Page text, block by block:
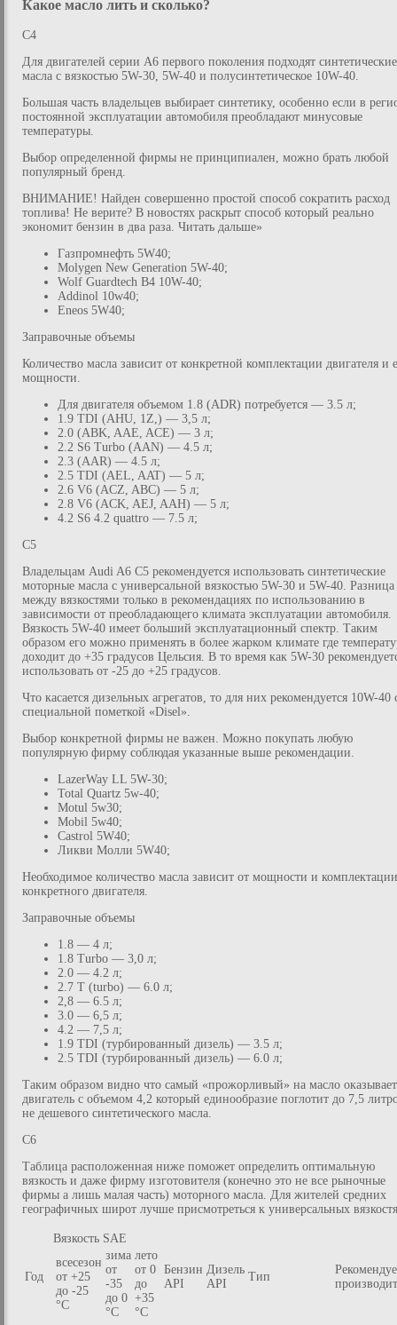
Какое масло лить и сколько?
C4
Для двигателей серии A6 первого поколения подходят синтетические
масла с вязкостью 5W-30, 5W-40 и полусинтетическое 10W-40.
Большая часть владельцев выбирает синтетику, особенно если в
постоянной эксплуатации автомобиля преобладают минусовые
температуры.
Выбор определенной фирмы не принципиален, можно брать любой
популярный бренд.
ВНИМАНИЕ! Найден совершенно простой способ сократить расход
топлива! Не верите? В новостях раскрыт способ который реально
экономит бензин в два раза. Читать дальше»
Газпромнефть 5W40;
Molygen New Generation 5W-40;
Wolf Guardtech B4 10W-40;
Addinol 10w40;
Eneos 5W40;
Заправочные объемы
Количество масла зависит от конкретной комплектации двигателя и
мощности.
Для двигателя объемом 1.8 (ADR) потребуется — 3.5 л;
1.9 TDI (AHU, 1Z,) — 3,5 л;
2.0 (ABK, AAE, ACE) — 3 л;
2.2 S6 Turbo (AAN) — 4.5 л;
2.3 (AAR) — 4.5 л;
2.5 TDI (AEL, AAT) — 5 л;
2.6 V6 (ACZ, ABC) — 5 л;
2.8 V6 (ACK, AEJ, AAH) — 5 л;
4.2 S6 4.2 quattro — 7.5 л;
C5
Владельцам Audi A6 C5 рекомендуется использовать синтетические
моторные масла с универсальной вязкостью 5W-30 и 5W-40. Разница
между вязкостями только в рекомендациях по использованию в
зависимости от преобладающего климата эксплуатации автомобиля.
Вязкость 5W-40 имеет больший эксплуатационный спектр. Таким
образом его можно применять в более жарком климате где
доходит до +35 градусов Цельсия. В то время как 5W-30
использовать от -25 до +25 градусов.
Что касается дизельных агрегатов, то для них рекомендуется 10W-40
специальной пометкой «Disel».
Выбор конкретной фирмы не важен. Можно покупать любую
популярную фирму соблюдая указанные выше рекомендации.
LazerWay LL 5W-30;
Total Quartz 5w-40;
Motul 5w30;
Mobil 5w40;
Castrol 5W40;
Ликви Молли 5W40;
Необходимое количество масла зависит от мощности и комплектации
конкретного двигателя.
Заправочные объемы
1.8 — 4 л;
1.8 Turbo — 3,0 л;
2.0 — 4.2 л;
2.7 T (turbo) — 6.0 л;
2,8 — 6.5 л;
3.0 — 6,5 л;
4.2 — 7,5 л;
1.9 TDI (турбированный дизель) — 3.5 л;
2.5 TDI (турбированный дизель) — 6.0 л;
Таким образом видно что самый «прожорливый» на масло
двигатель с объемом 4,2 который единообразие поглотит до 7,5
не дешевого синтетического масла.
C6
Таблица расположенная ниже поможет определить оптимальную
вязкость и даже фирму изготовителя (конечно это не все рыночные
фирмы а лишь малая часть) моторного масла. Для жителей средних
географичных широт лучше присмотреться к универсальных
Год
Вязкость SAE
всесезон
от +25
до -25
°C
зима
от
-35
до 0
°C
лето
от 0
до
+35
°C
Бензин
API
Дизель
API
Тип